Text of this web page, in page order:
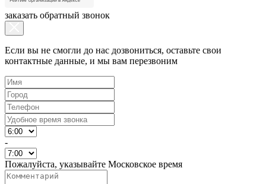
заказать обратный звонок
Если вы не смогли до нас дозвониться, оставьте свои
контактные данные, и мы вам перезвоним
-
Пожалуйста, указывайте Московское время